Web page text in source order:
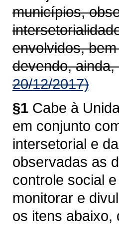
municípios,
envolvidos,
devendo,
20/12/2017)
§1 Cabe à
em conjunto
intersetorial e
observadas as
controle social
monitorar e
os itens abaixo,